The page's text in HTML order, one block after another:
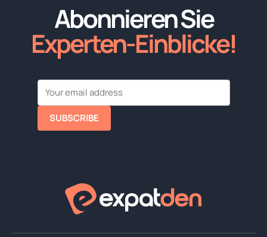
Abonnieren Sie
Experten-Einblicke!
SUBSCRIBE